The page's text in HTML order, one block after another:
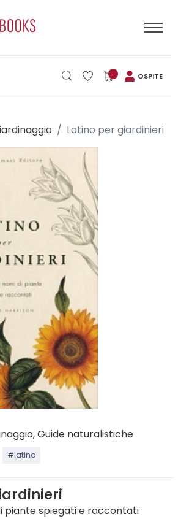
OSPITE
Latino per giardinieri
, Guide naturalistiche
#latino
piante spiegati e raccontati